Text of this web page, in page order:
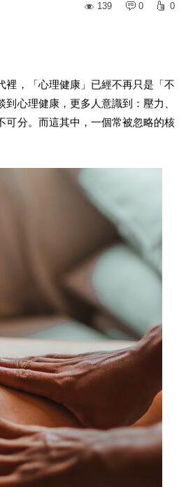
139
0 0
裡，「心理健康」已經不再只是「不
心理健康，更多人意識到：壓力、
可分。而這其中，一個常被忽略的核